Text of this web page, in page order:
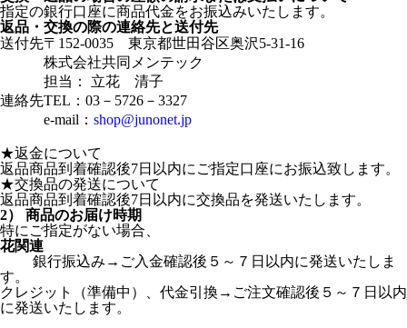
指定の銀行口座に商品代金をお振込みいたします。
返品・交換の際の連絡先と送付先
送付先〒152-0035 東京都世田谷区奥沢5-31-16
株式会社共同メンテック
担当： 立花 清子
連絡先TEL：03－5726－3327
e-mail： shop@junonet.jp
★返金について
返品商品到着確認後7日以内にご指定口座にお振込致します。
★交換品の発送について
返品商品到着確認後7日以内に交換品を発送いたします。
2） 商品のお届け時期
特にご指定がない場合、
花関連
銀行振込み→ご入金確認後５～７日以内に発送いたしま
す。
クレジット（準備中）、代金引換→ご注文確認後５～７日以内
に発送いたします。